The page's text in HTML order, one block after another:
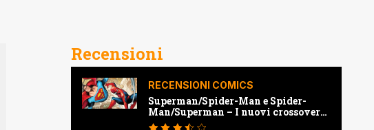
Recensioni
RECENSIONI COMICS
Superman/Spider-Man e Spider-
Man/Superman – I nuovi crossover
Marvel e Dc | Recensione